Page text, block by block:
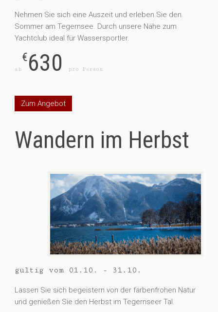
Nehmen Sie sich eine Auszeit und erleben Sie den
Sommer am Tegernsee. Durch unsere Nähe zum
Yachtclub ideal für Wassersportler.
ab
€630 pro Person
Zum Angebot
Wandern im Herbst
gültig vom 01.10. - 31.10.
Lassen Sie sich begeistern von der farbenfrohen Natur
und genießen Sie den Herbst im Tegernseer Tal.